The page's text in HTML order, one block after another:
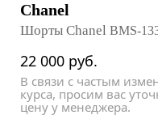
Chanel
Шорты Chanel BMS-
22 000 руб.
В связи с частым
курса, просим вас
цену у менеджера.